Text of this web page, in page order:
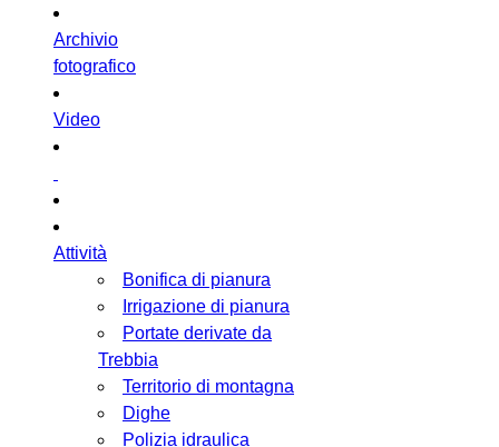
Archivio
fotografico
Video
Attività
Bonifica di pianura
Irrigazione di pianura
Portate derivate da
Trebbia
Territorio di montagna
Dighe
Polizia idraulica